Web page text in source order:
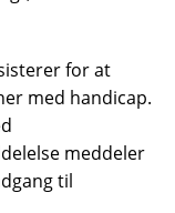
for at
med handicap.
meddeler
til